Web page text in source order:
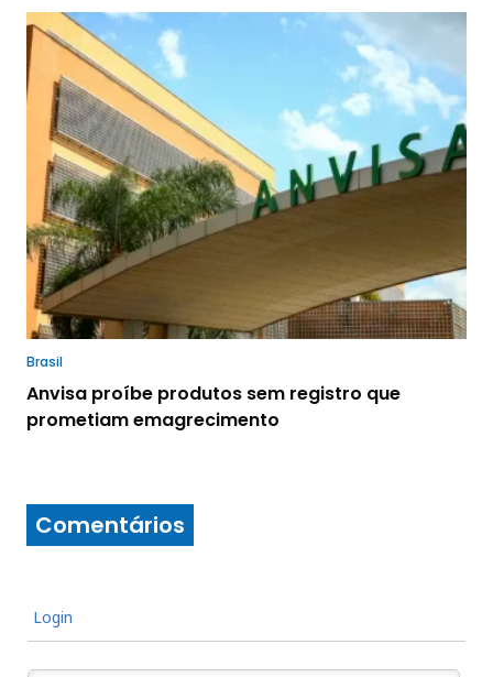
Brasil
Anvisa proíbe produtos sem registro que
prometiam emagrecimento
Comentários
Login